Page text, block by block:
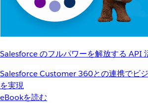
Salesforce のフルパワーを解放する API
Salesforce Customer 360との連携でビ
を実現
eBookを読む